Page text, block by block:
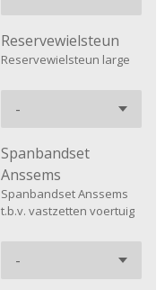
Reservewielsteun
Reservewielsteun large
Spanbandset
Anssems
Spanbandset Anssems
t.b.v. vastzetten voertuig